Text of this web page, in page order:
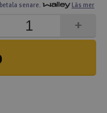
betala senare. Läs mer
+